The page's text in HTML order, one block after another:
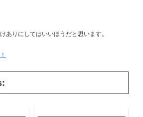
ありにしてはいいほうだと思います。